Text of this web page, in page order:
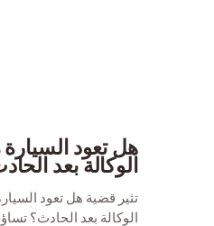
هل تعود
الوكالة بعد
تثير قضية هل تعود
الوكالة بعد الحادث؟